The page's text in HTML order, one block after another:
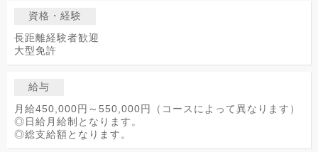
資格・経験
長距離経験者歓迎
大型免許
給与
月給450,000円～550,000円（コースによって異なります）
◎日給月給制となります。
◎総支給額となります。